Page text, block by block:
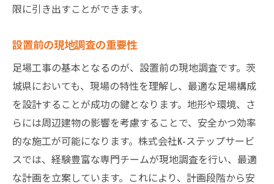
限に引き出すことができます。
設置前の現地調査の重要性
足場工事の基本となるのが、設置前の現地調査です。茨
城県においても、現場の特性を理解し、最適な足場構成
を設計することが成功の鍵となります。地形や環境、さ
らには周辺建物の影響を考慮することで、安全かつ効率
的な施工が可能になります。株式会社K-ステップサービ
スでは、経験豊富な専門チームが現地調査を行い、最適
な計画を立案しています。これにより、計画段階から安